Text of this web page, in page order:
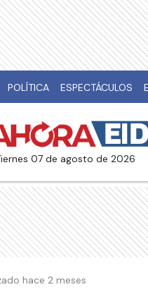
POLÍTICA ESPECTÁCULOS
viernes 07 de agosto de 2026
hace 2 meses